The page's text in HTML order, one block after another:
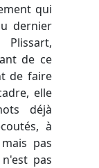
qui
dernier
de ce
de faire
elle
déjà
à
pas
pas